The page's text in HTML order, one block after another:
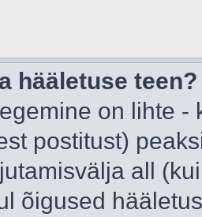
hääletuse teen?
on lihte
postitust)
all
õigused